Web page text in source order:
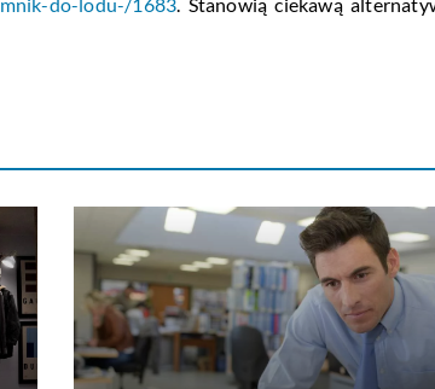
do-lodu-/1683. Stanowią ciekawą